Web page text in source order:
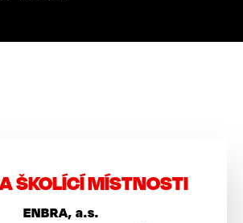
ŠKOLÍCÍ MÍSTNOSTI
ENBRA, a.s.